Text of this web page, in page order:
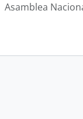
Asamblea